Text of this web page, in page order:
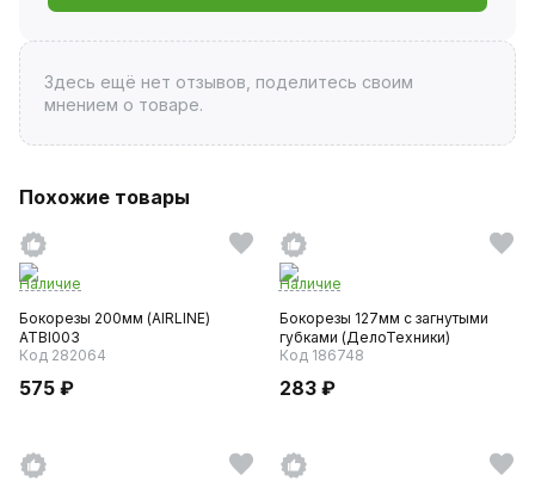
Здесь ещё нет отзывов, поделитесь своим
мнением о товаре.
Похожие товары
Наличие
Бокорезы 200мм (AIRLINE)
ATBI003
Код 282064
575 ₽
Наличие
Бокорезы 127мм с загнутыми
губками (ДелоТехники)
Код 186748
283 ₽